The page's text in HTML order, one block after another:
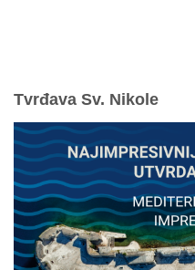
Tvrđava Sv. Nikole